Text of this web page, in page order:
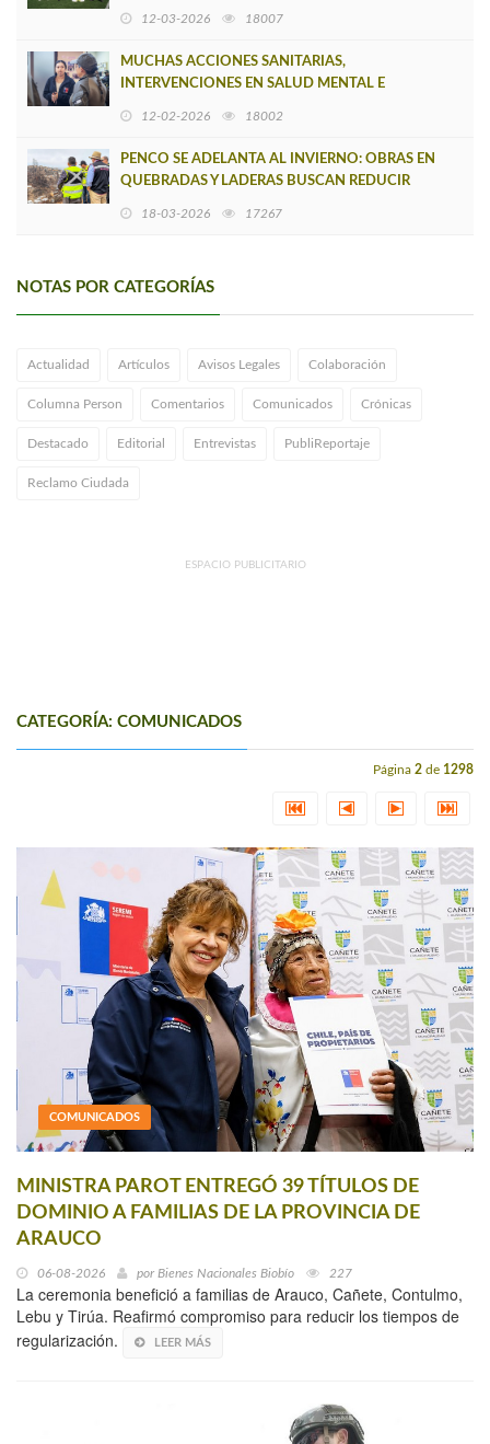
12-03-2026 18007
MUCHAS ACCIONES SANITARIAS,
INTERVENCIONES EN SALUD MENTAL E
12-02-2026 18002
PENCO SE ADELANTA AL INVIERNO: OBRAS EN
QUEBRADAS Y LADERAS BUSCAN REDUCIR
18-03-2026 17267
NOTAS POR CATEGORÍAS
Actualidad Artículos Avisos Legales Colaboración
Columna Person Comentarios Comunicados Crónicas
Destacado Editorial Entrevistas PubliReportaje
Reclamo Ciudada
ESPACIO PUBLICITARIO
CATEGORÍA: COMUNICADOS
Página 2 de 1298
COMUNICADOS
MINISTRA PAROT ENTREGÓ 39 TÍTULOS DE
DOMINIO A FAMILIAS DE LA PROVINCIA DE
ARAUCO
06-08-2026 por Bienes Nacionales Biobío 227
La ceremonia benefició a familias de Arauco, Cañete, Contulmo,
Lebu y Tirúa. Reafirmó compromiso para reducir los tiempos de
regularización.
LEER MÁS